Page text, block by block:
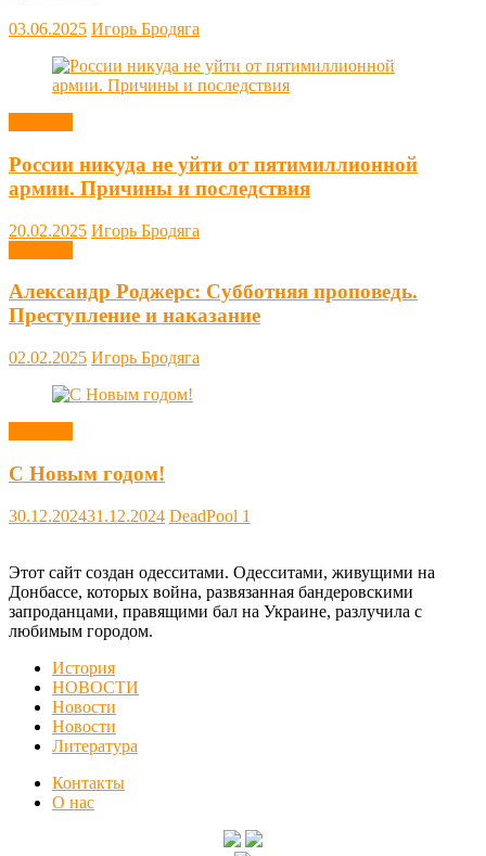
03.06.2025 Игорь Бродяга
России никуда не уйти от пятимиллионной
армии. Причины и последствия
20.02.2025 Игорь Бродяга
Александр Роджерс: Субботняя проповедь.
Преступление и наказание
02.02.2025 Игорь Бродяга
С Новым годом!
30.12.202431.12.2024 DeadPool 1
Этот сайт создан одесситами. Одесситами, живущими на
Донбассе, которых война, развязанная бандеровскими
запроданцами, правящими бал на Украине, разлучила с
любимым городом.
История
НОВОСТИ
Новости
Новости
Литература
Контакты
О нас